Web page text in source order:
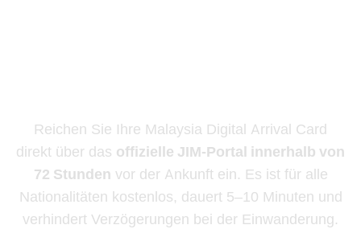
Reichen Sie Ihre Malaysia Digital Arrival Card
direkt über das offizielle JIM-Portal innerhalb von
72 Stunden vor der Ankunft ein. Es ist für alle
Nationalitäten kostenlos, dauert 5–10 Minuten und
verhindert Verzögerungen bei der Einwanderung.